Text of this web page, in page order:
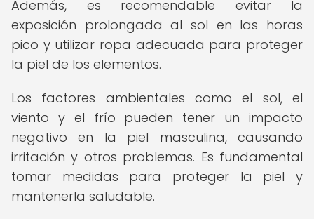
Además, es recomendable evitar la
exposición prolongada al sol en las horas
pico y utilizar ropa adecuada para proteger
la piel de los elementos.
Los factores ambientales como el sol, el
viento y el frío pueden tener un impacto
negativo en la piel masculina, causando
irritación y otros problemas. Es fundamental
tomar medidas para proteger la piel y
mantenerla saludable.